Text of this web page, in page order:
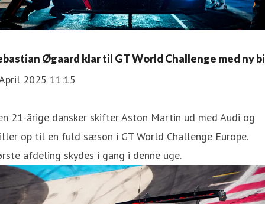
Øgaard klar til GT World Challenge med ny
2025 11:15
21-årige dansker skifter Aston Martin ud med Audi og
op til en fuld sæson i GT World Challenge Europe.
afdeling skydes i gang i denne uge.